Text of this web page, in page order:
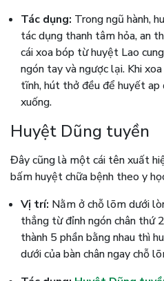
Tác dụng: Trong ngũ hành,
tác dụng thanh tâm hỏa, an
cái xoa bóp từ huyệt Lao
ngón tay và ngược lại. Khi
tĩnh, hút thở đều để huyết ap
xuống.
Huyệt Dũng tuyền
Đây cũng là một cái tên xuất
bấm huyệt chữa bệnh theo y
Vị trí: Nằm ở chỗ lõm dưới
thẳng từ đỉnh ngón chân thứ
thành 5 phần bằng nhau thì
dưới của bàn chân ngay chỗ